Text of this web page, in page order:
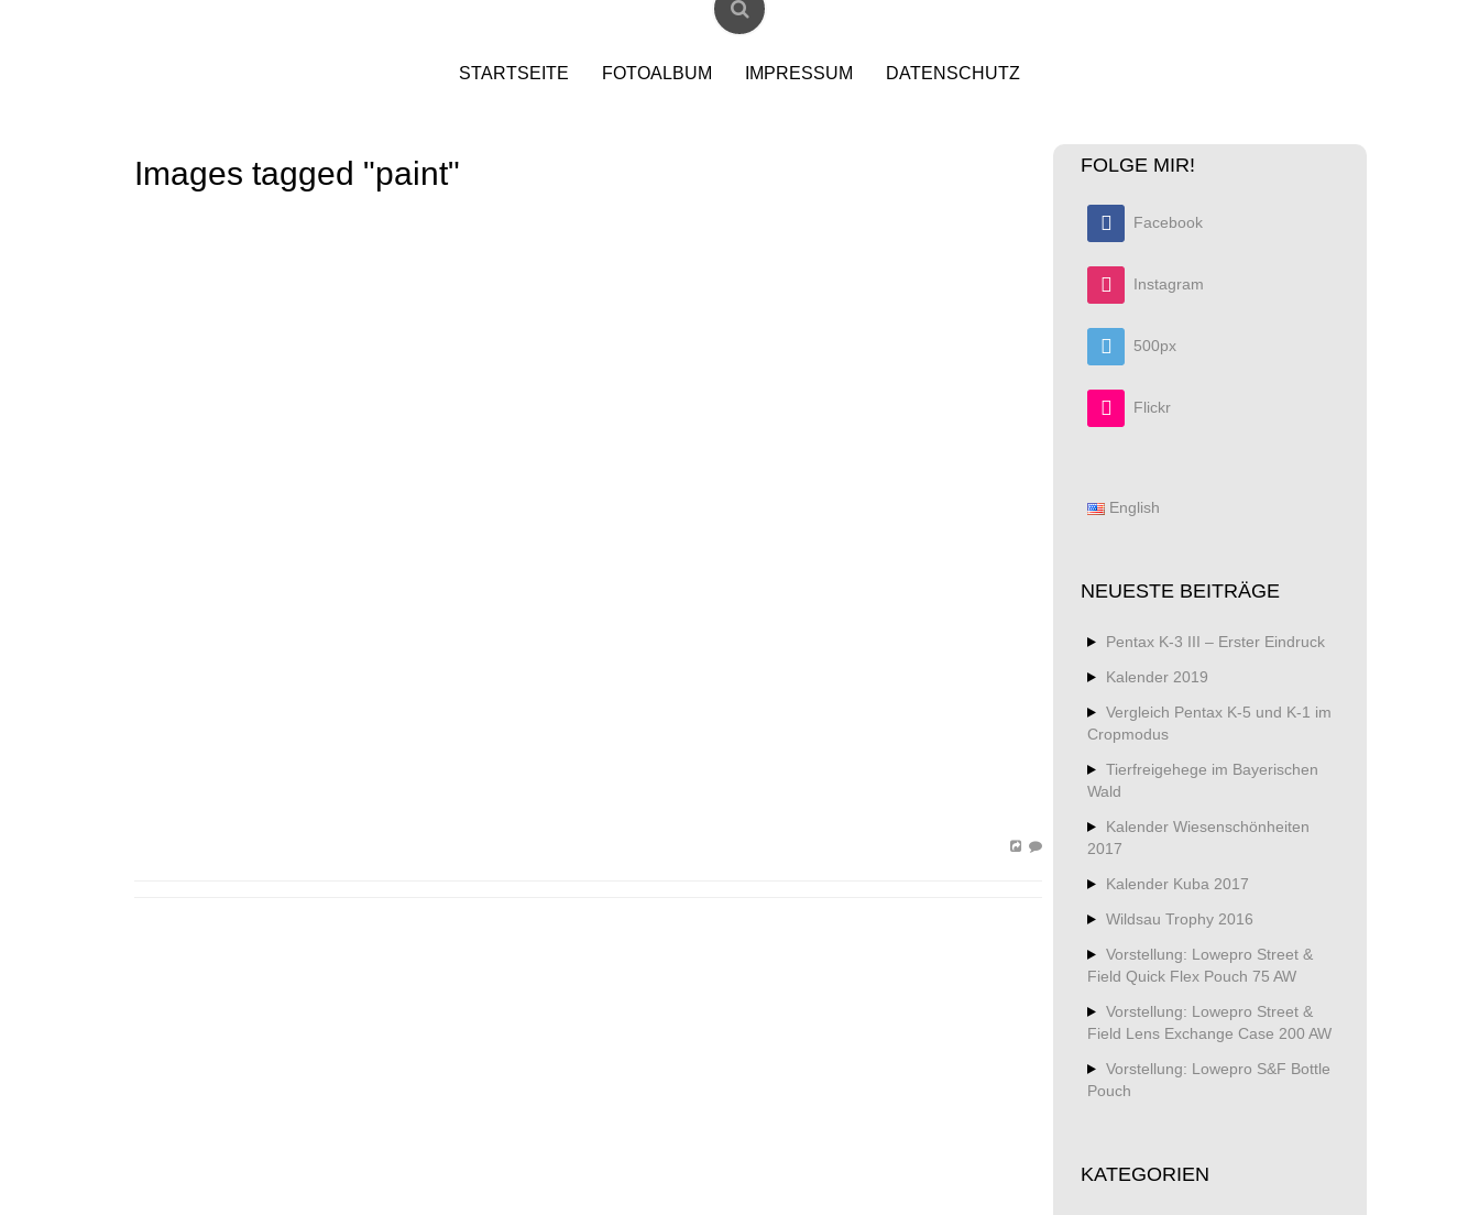
STARTSEITE FOTOALBUM IMPRESSUM DATENSCHUTZ
Images tagged "paint" FOLGE MIR!
Facebook
Instagram
500px
Flickr
English
NEUESTE BEITRÄGE
Pentax K-3 III – Erster Eindruck
Kalender 2019
Vergleich Pentax K-5 und K-1 im
Cropmodus
Tierfreigehege im Bayerischen
Wald
Kalender Wiesenschönheiten
2017
Kalender Kuba 2017
Wildsau Trophy 2016
Vorstellung: Lowepro Street &
Field Quick Flex Pouch 75 AW
Vorstellung: Lowepro Street &
Field Lens Exchange Case 200 AW
Vorstellung: Lowepro S&F Bottle
Pouch
KATEGORIEN